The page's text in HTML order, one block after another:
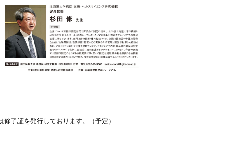
了証を発行しております。（予定）